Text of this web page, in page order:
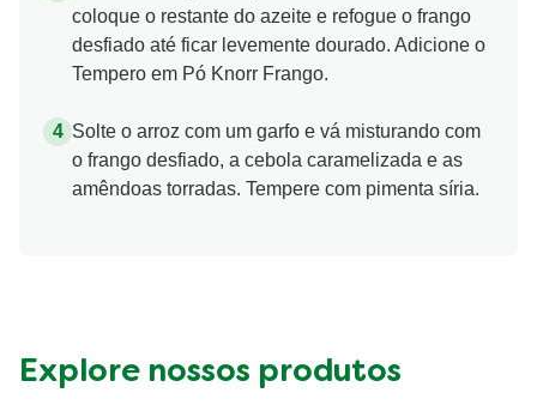
coloque o restante do azeite e refogue o frango
desfiado até ficar levemente dourado. Adicione o
Tempero em Pó Knorr Frango.
Solte o arroz com um garfo e vá misturando com
o frango desfiado, a cebola caramelizada e as
amêndoas torradas. Tempere com pimenta síria.
Explore nossos produtos